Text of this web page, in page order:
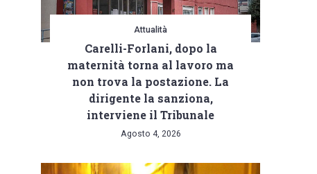
Attualità
Carelli-Forlani, dopo la
maternità torna al lavoro ma
non trova la postazione. La
dirigente la sanziona,
interviene il Tribunale
Agosto 4, 2026